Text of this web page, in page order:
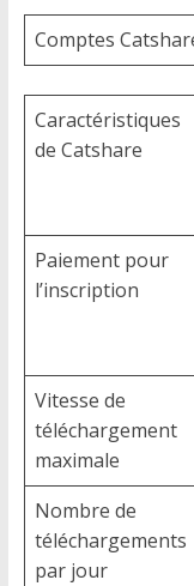
Comptes
Caractéristiques
de Catshare
Paiement pour
l’inscription
Vitesse de
téléchargement
maximale
Nombre de
téléchargements
par jour